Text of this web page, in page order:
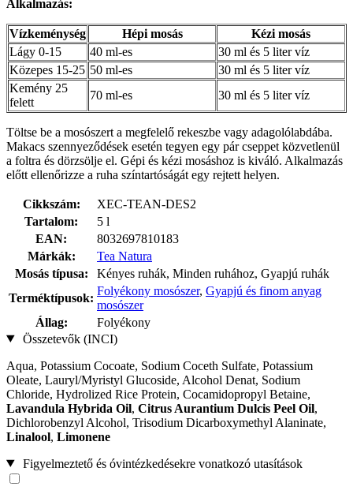
Alkalmazás:
Vízkeménység Hépi mosás
Kézi mosás
Lágy 0-15
40 ml-es
30 ml és 5 liter víz
Közepes 15-25 50 ml-es
30 ml és 5 liter víz
Kemény 25
felett
70 ml-es 30 ml és 5 liter víz
Töltse be a mosószert a megfelelő rekeszbe vagy adagolólabdába.
Makacs szennyeződések esetén tegyen egy pár cseppet közvetlenül
a foltra és dörzsölje el. Gépi és kézi mosáshoz is kiváló. Alkalmazás
előtt ellenőrizze a ruha színtartóságát egy rejtett helyen.
Cikkszám:
XEC-TEAN-DES2
Tartalom:
5 l
EAN:
8032697810183
Márkák:
Tea Natura
Mosás típusa:
Kényes ruhák, Minden ruhához, Gyapjú ruhák
Terméktípusok:
Folyékony mosószer, Gyapjú és finom anyag
mosószer
Állag:
Folyékony
Összetevők (INCI)
Aqua, Potassium Cocoate, Sodium Coceth Sulfate, Potassium
Oleate, Lauryl/Myristyl Glucoside, Alcohol Denat, Sodium
Chloride, Hydrolized Rice Protein, Cocamidopropyl Betaine,
Lavandula Hybrida Oil, Citrus Aurantium Dulcis Peel Oil,
Dichlorobenzyl Alcohol, Trisodium Dicarboxymethyl Alaninate,
Linalool, Limonene
Figyelmeztető és óvintézkedésekre vonatkozó utasítások